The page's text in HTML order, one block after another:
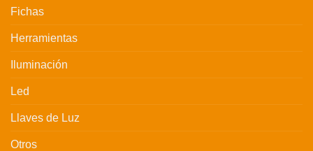
Fichas
Herramientas
Iluminación
Led
Llaves de Luz
Otros